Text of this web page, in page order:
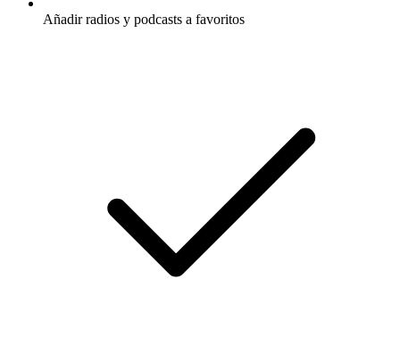
Añadir radios y podcasts a favoritos